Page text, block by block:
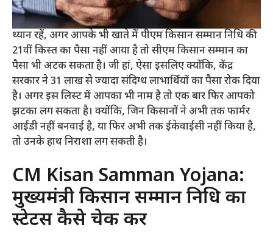
ध्यान रहें, अगर आपके भी खाते में पीएम किसान सम्मान निधि की
21वीं किस्त का पैसा नहीं आया है तो सीएम किसान सम्मान का
पैसा भी अटक सकता है। जी हां, ऐसा इसलिए क्योंकि, केंद्र
सरकार ने 31 लाख से ज्यादा संदिग्ध लाभार्थियों का पैसा रोक दिया
है। अगर इस लिस्ट में आपका भी नाम है तो एक बार फिर आपको
झटका लग सकता है। क्योंकि, जिन किसानों ने अभी तक फार्मर
आईडी नहीं बनवाई है, या फिर अभी तक ईकेवाईसी नहीं किया है,
तो उनके हाथ निराशा लग सकती है।
CM Kisan Samman Yojana:
मुख्यमंत्री किसान सम्मान निधि का
स्टेटस कैसे चेक करें